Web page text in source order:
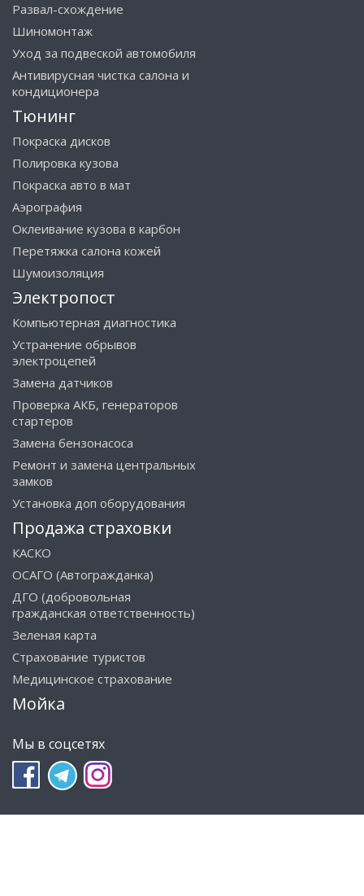
Развал-схождение
Шиномонтаж
Уход за подвеской автомобиля
Антивирусная чистка салона и
кондиционера
Тюнинг
Покраска дисков
Полировка кузова
Покраска авто в мат
Аэрография
Оклеивание кузова в карбон
Перетяжка салона кожей
Шумоизоляция
Электропост
Компьютерная диагностика
Устранение обрывов
электроцепей
Замена датчиков
Проверка АКБ, генераторов
стартеров
Замена бензонасоса
Ремонт и замена центральных
замков
Установка доп оборудования
Продажа страховки
КАСКО
ОСАГО (Автогражданка)
ДГО (добровольная
гражданская ответственность)
Зеленая карта
Страхование туристов
Медицинское страхование
Мойка
Мы в соцсетях